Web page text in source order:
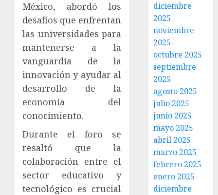
México, abordó los
desafíos que enfrentan
las universidades para
mantenerse a la
vanguardia de la
innovación y ayudar al
desarrollo de la
economía del
conocimiento.
Durante el foro se
resaltó que la
colaboración entre el
sector educativo y
tecnológico es crucial
diciembre
2025
noviembre
2025
octubre 2025
septiembre
2025
agosto 2025
julio 2025
junio 2025
mayo 2025
abril 2025
marzo 2025
febrero 2025
enero 2025
diciembre